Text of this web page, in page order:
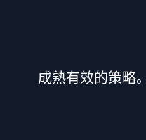
成熟有效的策略。